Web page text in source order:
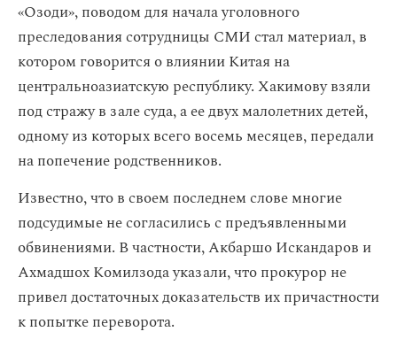
«Озоди», поводом для начала уголовного
преследования сотрудницы СМИ стал материал, в
котором говорится о влиянии Китая на
центральноазиатскую республику. Хакимову взяли
под стражу в зале суда, а ее двух малолетних детей,
одному из которых всего восемь месяцев, передали
на попечение родственников.
Известно, что в своем последнем слове многие
подсудимые не согласились с предъявленными
обвинениями. В частности, Акбаршо Искандаров и
Ахмадшох Комилзода указали, что прокурор не
привел достаточных доказательств их причастности
к попытке переворота.